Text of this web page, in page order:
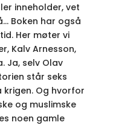
inneholder, vet
Boken har også
Her møter vi
Kalv Arnesson,
Ja, selv Olav
står seks
Og hvorfor
og muslimske
noen gamle